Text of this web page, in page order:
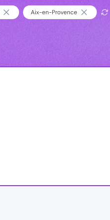
Aix-en-Provence